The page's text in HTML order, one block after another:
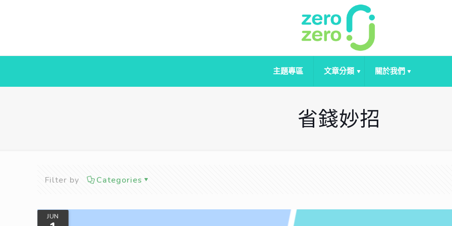
主題專區 文章分類 關於我們
省錢妙招
Filter by Categories
JUN